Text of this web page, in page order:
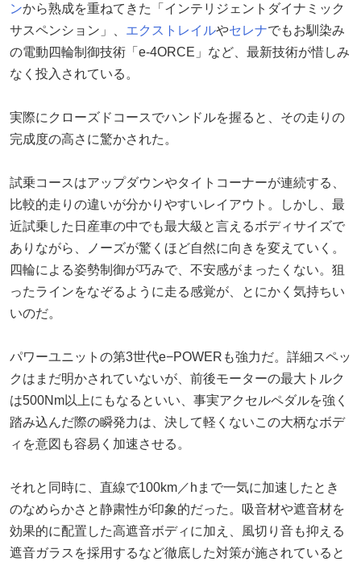
ンから熟成を重ねてきた「インテリジェントダイナミック
サスペンション」、 エクストレイルやセレナでもお馴染み
の電動四輪制御技術「e-4ORCE」など、最新技術が惜しみ
なく投入されている。
実際にクローズドコースでハンドルを握ると、その走りの
完成度の高さに驚かされた。
試乗コースはアップダウンやタイトコーナーが連続する、
比較的走りの違いが分かりやすいレイアウト。しかし、最
近試乗した日産車の中でも最大級と言えるボディサイズで
ありながら、ノーズが驚くほど自然に向きを変えていく。
四輪による姿勢制御が巧みで、不安感がまったくない。狙
ったラインをなぞるように走る感覚が、とにかく気持ちい
いのだ。
パワーユニットの第3世代e−POWERも強力だ。詳細スペッ
クはまだ明かされていないが、前後モーターの最大トルク
は500Nm以上にもなるといい、事実アクセルペダルを強く
踏み込んだ際の瞬発力は、決して軽くないこの大柄なボデ
ィを意図も容易く加速させる。
それと同時に、直線で100km／hまで一気に加速したとき
のなめらかさと静粛性が印象的だった。吸音材や遮音材を
効果的に配置した高遮音ボディに加え、風切り音も抑える
遮音ガラスを採用するなど徹底した対策が施されていると